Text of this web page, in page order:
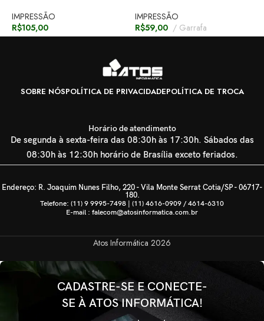
IMPRESSÃO
R$105,00
IMPRESSÃO
R$59,00 Garrafa
SOBRE NÓSPOLÍTICA DE PRIVACIDADEPOLÍTICA DE TROCA
Horário de atendimento
De segunda à sexta-feira das 08:30h às 17:30h. Sábados das
08:30h às 12:30h horário de Brasília exceto feriados.
Endereço: R. Joaquim Nunes Filho, 220 - Vila Monte Serrat Cotia/SP - 06717-
180.
Telefone: (11) 9 9995-7498 | (11) 4616-0909 / 4614-6310
E-mail : falecom@atosinformatica.com.br
Atos Informática 2026
CADASTRE-SE E CONECTE-
SE À ATOS INFORMÁTICA!